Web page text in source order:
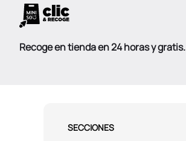
Recoge en tienda en 24 horas y gratis.
SECCIONES